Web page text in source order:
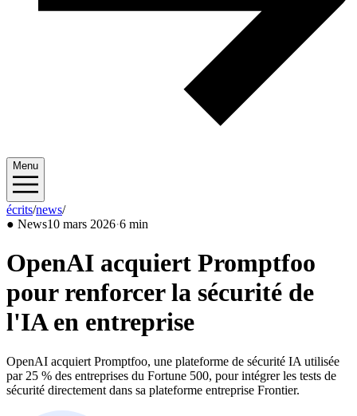
Menu
écrits/news/2026/03
● News10 mars 2026·6 min
OpenAI acquiert Promptfoo
pour renforcer la sécurité de
l'IA en entreprise
OpenAI acquiert Promptfoo, une plateforme de sécurité IA utilisée
par 25 % des entreprises du Fortune 500, pour intégrer les tests de
sécurité directement dans sa plateforme entreprise Frontier.